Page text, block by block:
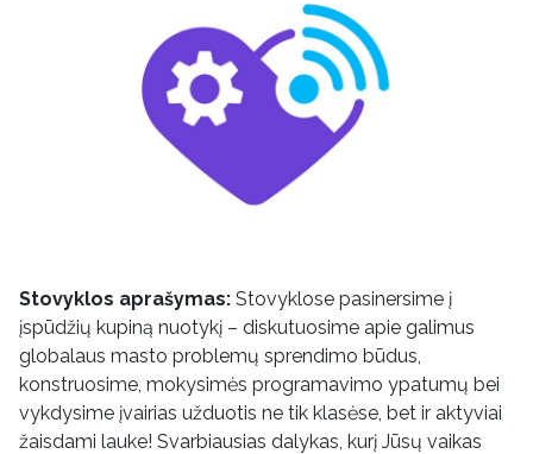
Stovyklos aprašymas: Stovyklose pasinersime į
įspūdžių kupiną nuotykį – diskutuosime apie galimus
globalaus masto problemų sprendimo būdus,
konstruosime, mokysimės programavimo ypatumų bei
vykdysime įvairias užduotis ne tik klasėse, bet ir aktyviai
žaisdami lauke! Svarbiausias dalykas, kurį Jūsų vaikas